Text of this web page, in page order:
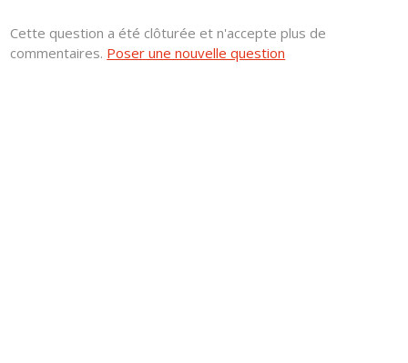
Cette question a été clôturée et n'accepte plus de
commentaires. Poser une nouvelle question